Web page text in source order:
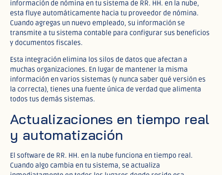
información de nómina en tu sistema de RR. HH. en la nube,
esta fluye automáticamente hacia tu proveedor de nómina.
Cuando agregas un nuevo empleado, su información se
transmite a tu sistema contable para configurar sus beneficios
y documentos fiscales.​
Esta integración elimina los silos de datos que afectan a
muchas organizaciones. En lugar de mantener la misma
información en varios sistemas (y nunca saber qué versión es
la correcta), tienes una fuente única de verdad que alimenta
todos tus demás sistemas.​
Actualizaciones en tiempo real
y automatización
El software de RR. HH. en la nube funciona en tiempo real.
Cuando algo cambia en tu sistema, se actualiza